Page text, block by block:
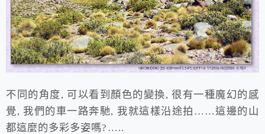
不同的角度, 可以看到顏色的變換, 很有一種魔幻的感
覺, 我們的車一路奔馳, 我就這樣沿途拍……這邊的山
都這麼的多彩多姿嗎?…..